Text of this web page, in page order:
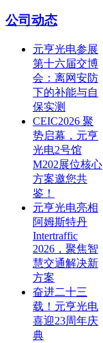
公司动态
元亨光电参展
第十六届交博
会：离网安防
下的补能与自
保实测
CEIC2026 聚
势启幕，元亨
光电2号馆
M202展位核心
方案邀您共
鉴！
元亨光电亮相
阿姆斯特丹
Intertraffic
2026，聚焦智
慧交通解决新
方案
奋进二十三
载！元亨光电
喜迎23周年庆
典